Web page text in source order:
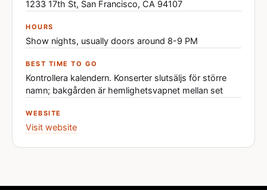
1233 17th St, San Francisco, CA 94107
HOURS
Show nights, usually doors around 8-9 PM
BEST TIME TO GO
Kontrollera kalendern. Konserter slutsäljs för större
namn; bakgården är hemlighetsvapnet mellan set
WEBSITE
Visit website